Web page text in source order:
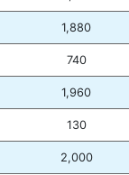
1,880
740
1,960
130
2,000